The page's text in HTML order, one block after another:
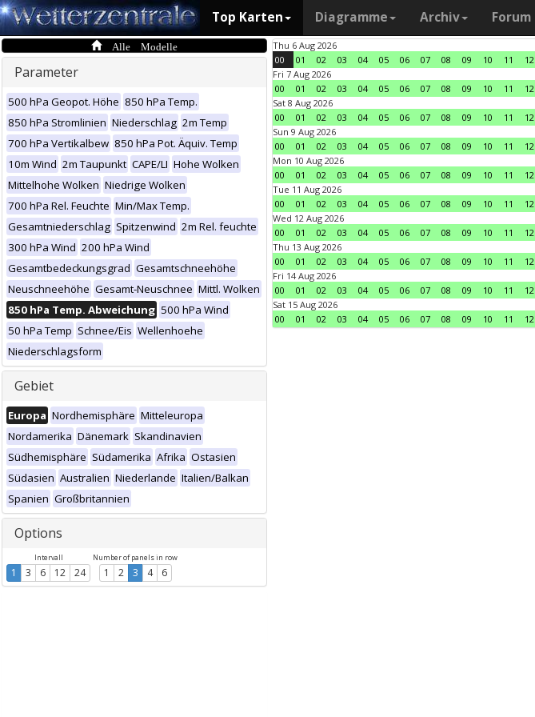
Top Karten Diagramme Archiv Forum
Alle Modelle
Parameter
500 hPa Geopot. Höhe 850 hPa Temp.
850 hPa Stromlinien Niederschlag 2m Temp
700 hPa Vertikalbew 850 hPa Pot. Äquiv. Temp
10m Wind 2m Taupunkt CAPE/LI Hohe Wolken
Mittelhohe Wolken Niedrige Wolken
700 hPa Rel. Feuchte Min/Max Temp.
Gesamtniederschlag Spitzenwind 2m Rel. feuchte
300 hPa Wind 200 hPa Wind
Gesamtbedeckungsgrad Gesamtschneehöhe
Neuschneehöhe Gesamt-Neuschnee Mittl. Wolken
850 hPa Temp. Abweichung 500 hPa Wind
50 hPa Temp Schnee/Eis Wellenhoehe
Niederschlagsform
Gebiet
Europa Nordhemisphäre Mitteleuropa
Nordamerika Dänemark Skandinavien
Südhemisphäre Südamerika Afrika Ostasien
Südasien Australien Niederlande Italien/Balkan
Spanien Großbritannien
Options
Intervall
1 3 6 12 24
Number of panels in row
1 2 3 4 6
Thu 6 Aug 2026
00
01 02 03 04 05 06 07 08 09 10 11 12
Fri 7 Aug 2026
00
01 02 03 04 05 06 07 08 09 10 11 12
Sat 8 Aug 2026
00
01 02 03 04 05 06 07 08 09 10 11 12
Sun 9 Aug 2026
00
01 02 03 04 05 06 07 08 09 10 11 12
Mon 10 Aug 2026
00
01 02 03 04 05 06 07 08 09 10 11 12
Tue 11 Aug 2026
00
01 02 03 04 05 06 07 08 09 10 11 12
Wed 12 Aug 2026
00
01 02 03 04 05 06 07 08 09 10 11 12
Thu 13 Aug 2026
00
01 02 03 04 05 06 07 08 09 10 11 12
Fri 14 Aug 2026
00
01 02 03 04 05 06 07 08 09 10 11 12
Sat 15 Aug 2026
00
01 02 03 04 05 06 07 08 09 10 11 12